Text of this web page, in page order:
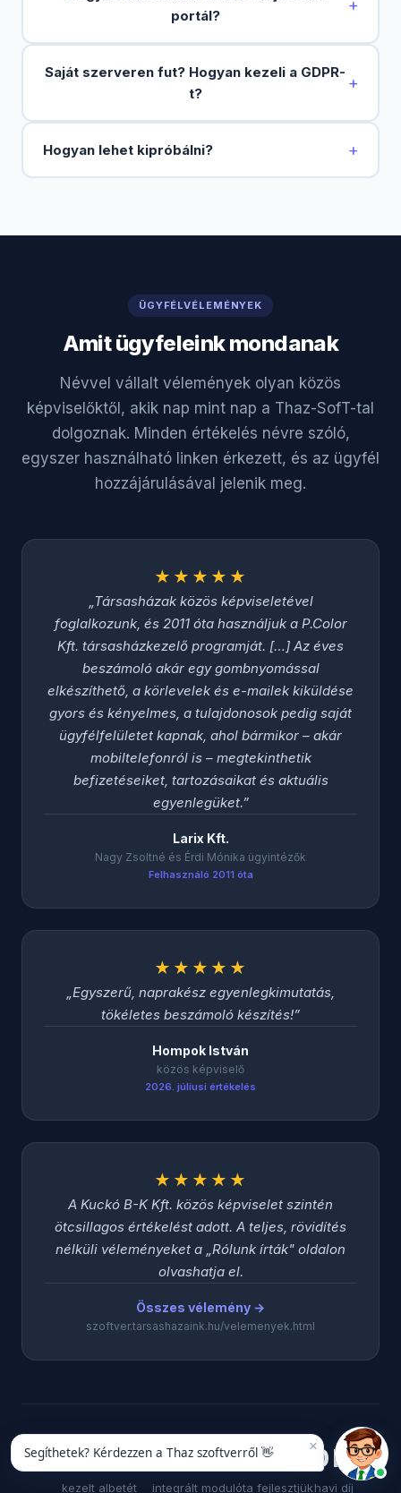
portál?
+
Saját szerveren fut? Hogyan kezeli a GDPR-
t?
+
Hogyan lehet kipróbálni? +
ÜGYFÉLVÉLEMÉNYEK
Amit ügyfeleink mondanak
Névvel vállalt vélemények olyan közös
képviselőktől, akik nap mint nap a Thaz-SofT-tal
dolgoznak. Minden értékelés névre szóló,
egyszer használható linken érkezett, és az ügyfél
hozzájárulásával jelenik meg.
★★★★★
Társasházak közös képviseletével
foglalkozunk, és 2011 óta használjuk a P.Color
Kft. társasházkezelő programját. […] Az éves
beszámoló akár egy gombnyomással
elkészíthető, a körlevelek és e-mailek kiküldése
gyors és kényelmes, a tulajdonosok pedig saját
ügyfélfelületet kapnak, ahol bármikor – akár
mobiltelefonról is – megtekinthetik
befizetéseiket, tartozásaikat és aktuális
egyenlegüket.
Larix Kft.
Nagy Zsoltné és Érdi Mónika ügyintézők
Felhasználó 2011 óta
★★★★★
Egyszerű, naprakész egyenlegkimutatás,
tökéletes beszámoló készítés!
Hompok István
közös képviselő
2026. júliusi értékelés
★★★★★
A Kuckó B-K Kft. közös képviselet szintén
ötcsillagos értékelést adott. A teljes, rövidítés
nélküli véleményeket a „Rólunk írták" oldalon
olvashatja el.
Összes vélemény →
szoftver.tarsashazaink.hu/velemenyek.html
100 000+
kezelt albetét
15
integrált modul
2004
óta fejlesztjük
0 Ft
havi díj
Segíthetek? Kérdezzen a Thaz szoftverről 👋 ×